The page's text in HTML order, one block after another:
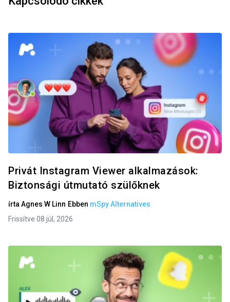
Privát Instagram Viewer alkalmazások:
Biztonsági útmutató szülőknek
írta Agnes W Linn Ebben mSpy Alternatives
Frissítve 08 júl, 2026